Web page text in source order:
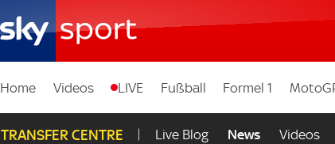
Home Videos LIVE Fußball Formel 1
TRANSFER CENTRE Live Blog News Videos